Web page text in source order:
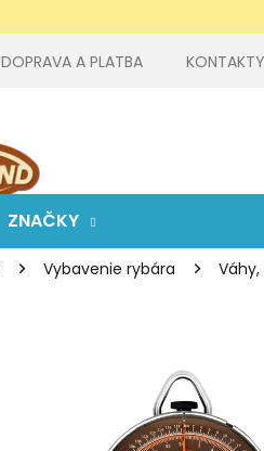
DOPRAVA A PLATBA KONTAKTY
ZNAČKY
Vybavenie rybára